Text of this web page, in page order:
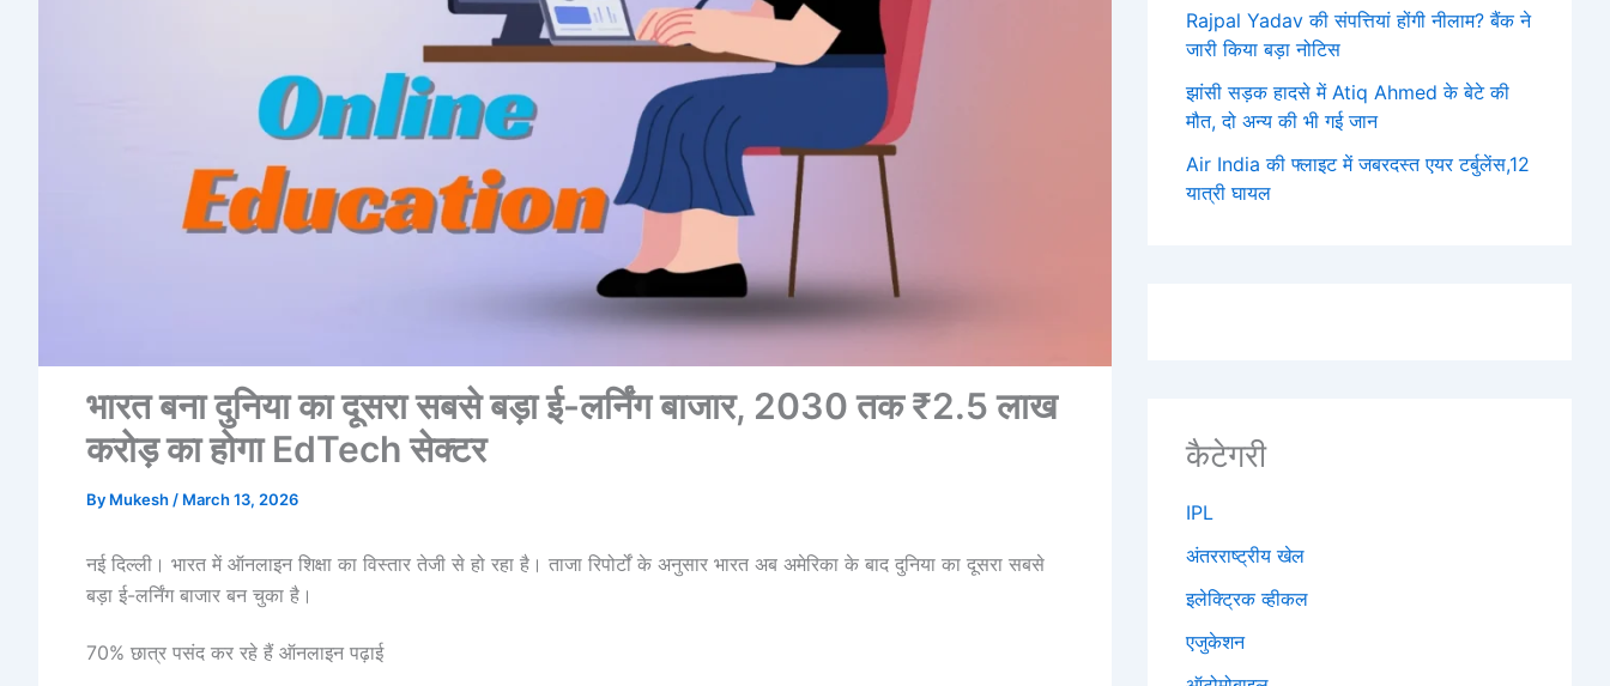
भारत बना दुनिया का दूसरा सबसे बड़ा ई-लर्निंग बाजार, 2030 तक ₹2.5 लाख
करोड़ का होगा EdTech सेक्टर
By Mukesh / March 13, 2026
नई दिल्ली। भारत में ऑनलाइन शिक्षा का विस्तार तेजी से हो रहा है। ताजा रिपोर्टों के अनुसार भारत अब अमेरिका के बाद दुनिया का दूसरा सबसे
बड़ा ई-लर्निंग बाजार बन चुका है।
70% छात्र पसंद कर रहे हैं ऑनलाइन पढ़ाई
Rajpal Yadav की संपत्तियां होंगी नीलाम? बैंक ने
जारी किया बड़ा नोटिस
झांसी सड़क हादसे में Atiq Ahmed के बेटे की
मौत, दो अन्य की भी गई जान
Air India की फ्लाइट में जबरदस्त एयर टर्बुलेंस,12
यात्री घायल
कैटेगरी
IPL
अंतरराष्ट्रीय खेल
इलेक्ट्रिक व्हीकल
एजुकेशन